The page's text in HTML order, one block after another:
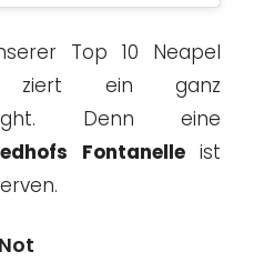
Top 10 Neapel
ziert ein ganz
Denn eine
Fontanelleist